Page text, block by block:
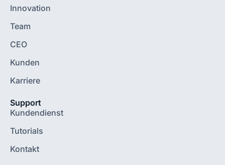
Innovation
Team
CEO
Kunden
Karriere
Support
Kundendienst
Tutorials
Kontakt